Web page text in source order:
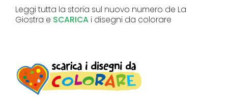
Leggi tutta la storia sul nuovo numero de La
Giostra e SCARICA i disegni da colorare